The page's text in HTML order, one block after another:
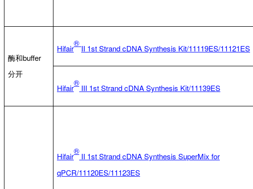
酶和buffer
分开
Hifair
®
II 1st Strand cDNA Synthesis Kit/11119ES/11121ES
Hifair
®
III 1st Strand cDNA Synthesis Kit/11139ES
Hifair
®
II 1st Strand cDNA Synthesis SuperMix for
qPCR/11120ES/11123ES